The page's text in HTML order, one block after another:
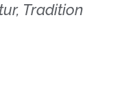
Tradition